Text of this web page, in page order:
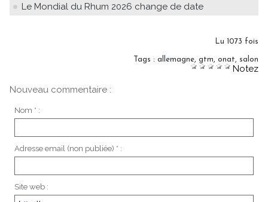
Le Mondial du Rhum 2026 change de date
Lu 1073 fois
Tags : allemagne gtm onat salon
Notez
Nouveau commentaire :
Nom * :
Adresse email (non publiée) * :
Site web :